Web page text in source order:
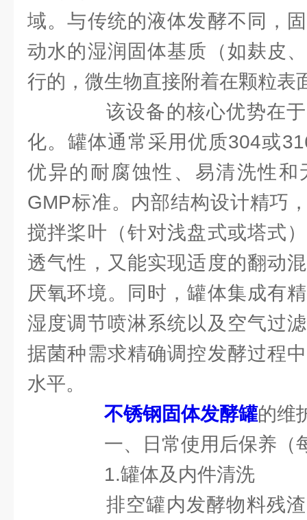
域。与传统的液体发酵不同，
动水的湿润固体基质（如麸皮
行的，微生物直接附着在颗粒表
该设备的核心优势在于
化。罐体通常采用优质304或
优异的耐腐蚀性、易清洗性和
GMP标准。内部结构设计精巧
搅拌桨叶（针对浅盘式或塔式
透气性，又能实现适度的翻动
厌氧环境。同时，罐体集成有
湿度调节喷淋系统以及空气过
据菌种需求精确调控发酵过程
水平。
不锈钢固体发酵罐的维
一、日常使用后保养（
1.罐体及内件清洗
排空罐内发酵物料残渣